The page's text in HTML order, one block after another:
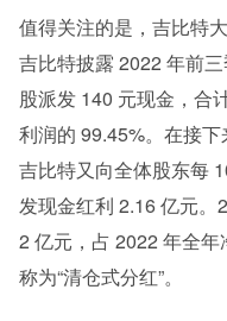
值得关注的是，吉比特
吉比特披露 2022 年前
股派发 140 元现金，合
利润的 99.45%。在接
吉比特又向全体股东每
发现金红利 2.16 亿元。
2 亿元，占 2022 年全
称为“清仓式分红”。